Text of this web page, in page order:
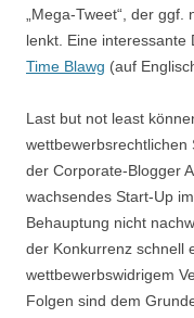
„Mega-Tweet“, der
lenkt. Eine interessante
Time Blawg (auf
Last but not least
wettbewerbsrechtlichen
der Corporate-Blogger
wachsendes Start-Up
Behauptung nicht
der Konkurrenz schnell
wettbewerbswidrigem
Folgen sind dem